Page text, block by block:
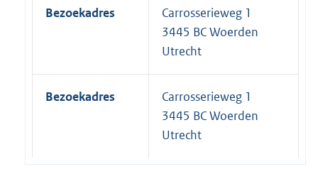
Bezoekadres
Carrosserieweg 1
3445 BC Woerden
Utrecht
Bezoekadres
Carrosserieweg 1
3445 BC Woerden
Utrecht